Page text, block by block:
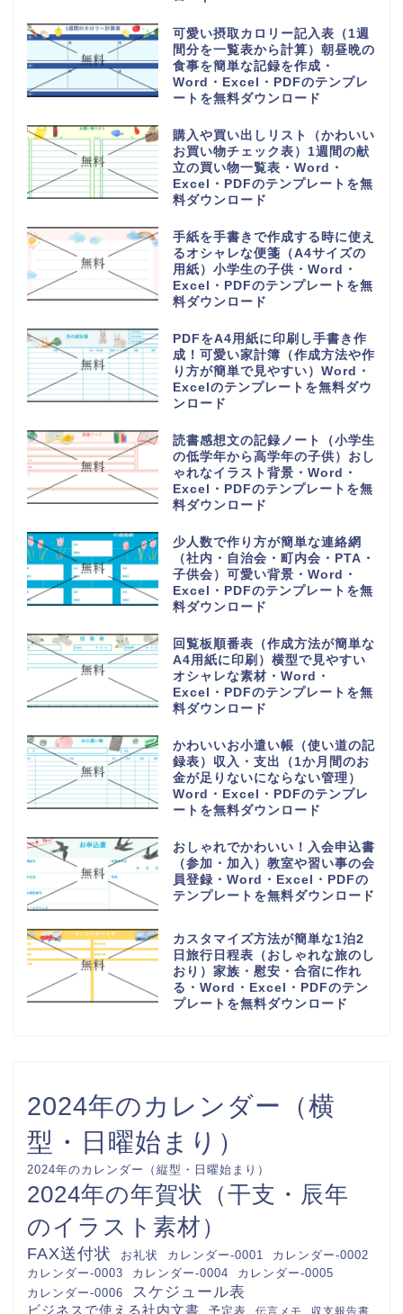
体重測定の記録表（グラフやチャ
ートで簡単に移行一覧表を作成）
可愛い手書き・Word・Excel・
PDFのテンプレートを無料ダウン
持っていくものやメモ付きの時間
割表（小学生・小学校の勉強や授
業の科目で手作りが簡単）
Word・Excel・PDFのテンプレ
日直や当番が簡単に作れる学級日
誌（可愛いオシャレなイラスト入
り）小学生や小学校・Word・
Excel・PDFのテンプレートを無
家族の予定表（1か月単位の年間
スケジュールカレンダー）かわい
い＆おしゃれ・Word・Excel・
PDFのテンプレートを無料ダウン
可愛い摂取カロリー記入表（1週
間分を一覧表から計算）朝昼晩の
食事を簡単な記録を作成・
Word・Excel・PDFのテンプレ
購入や買い出しリスト（かわいい
お買い物チェック表）1週間の献
立の買い物一覧表・Word・
Excel・PDFのテンプレートを無
手紙を手書きで作成する時に使え
るオシャレな便箋（A4サイズの
用紙）小学生の子供・Word・
Excel・PDFのテンプレートを無
PDFをA4用紙に印刷し手書き作
成！可愛い家計簿（作成方法や作
り方が簡単で見やすい）Word・
Excelのテンプレートを無料ダウ
読書感想文の記録ノート（小学生
の低学年から高学年の子供）おし
ゃれなイラスト背景・Word・
少人数で作り方が簡単な連絡網
（社内・自治会・町内会・PTA・
子供会）可愛い背景・Word・
Excel・PDFのテンプレートを無
オシャレな素材・Word・
Excel・PDFのテンプレートを無
料ダウンロード
かわいいお小遣い帳（使い道の記
録表）収入・支出（1か月間のお
金が足りないにならない管理）
Word・Excel・PDFのテンプレ
ートを無料ダウンロード
おしゃれでかわいい！入会申込書
（参加・加入）教室や習い事の会
員登録・Word・Excel・PDFの